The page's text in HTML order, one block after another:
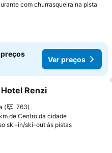
com churrasqueira na pista
preços
Ver preços
aos favoritos
Renzi
763
de Centro da cidade
ski-in/ski-out às pistasVer